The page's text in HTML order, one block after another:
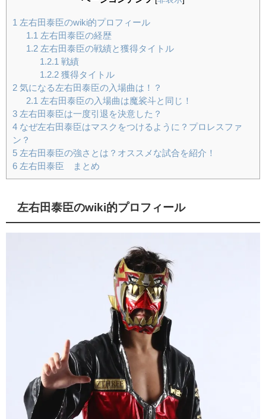
1 左右田泰臣のwiki的プロフィール
1.1 左右田泰臣の経歴
1.2左右田泰臣の戦績と獲得タイトル
1.2.1 戦績
1.2.2獲得タイトル
2 気になる左右田泰臣の入場曲は！？
2.1 左右田泰臣の入場曲は魔裟斗と同じ！
3 左右田泰臣は一度引退を決意した？
4 なぜ左右田泰臣はマスクをつけるように？プロレスファ
ン？
5 左右田泰臣の強さとは？オススメな試合を紹介！
6 左右田泰臣 まとめ
左右田泰臣のwiki的プロフィール